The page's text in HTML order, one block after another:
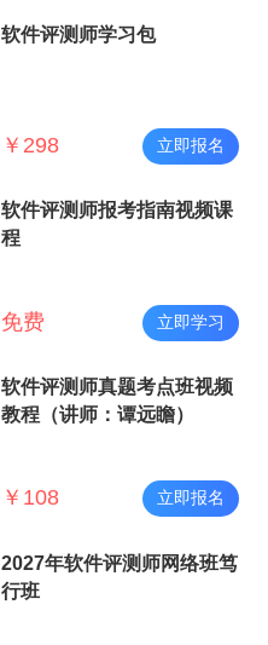
软件评测师学习包
￥ 298 立即报名
软件评测师报考指南视频课
程
免费 立即学习
软件评测师真题考点班视频
教程（讲师：谭远瞻）
￥ 108 立即报名
2027年软件评测师网络班笃
行班